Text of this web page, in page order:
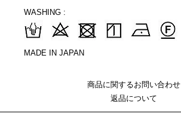
WASHING :
MADE IN JAPAN
商品に関するお問い合わせ
返品について